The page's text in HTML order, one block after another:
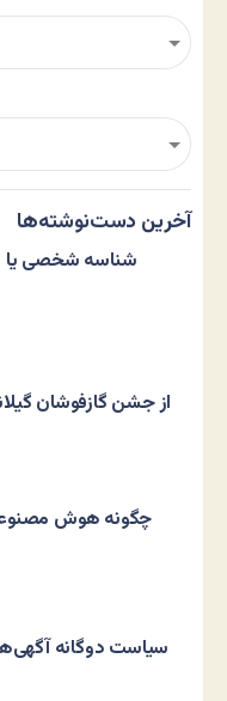
آخرین دست‌نوشته‌ها
شناسه شخصی یا
از جشن گازفوشان
چگونه هوش
سیاست دوگانه